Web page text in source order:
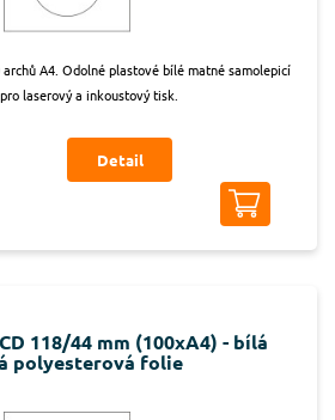
A4. Odolné plastové bílé matné samolepicí
laserový a inkoustový tisk.
Detail
118/44 mm (100xA4) - bílá
polyesterová folie